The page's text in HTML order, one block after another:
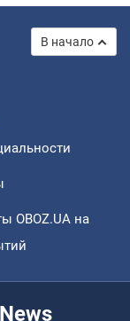
В начало
OBOZ.UA на